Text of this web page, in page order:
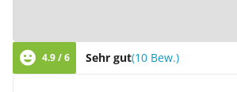
4.9 / 6 Sehr gut(10 Bew.)